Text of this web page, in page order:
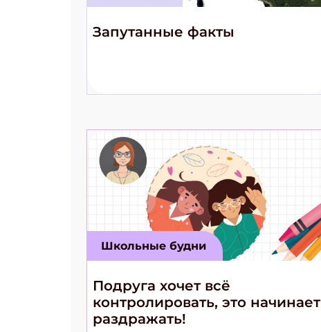
Запутанные факты
Школьные будни
Подруга хочет всё
контролировать, это начинает
раздражать!